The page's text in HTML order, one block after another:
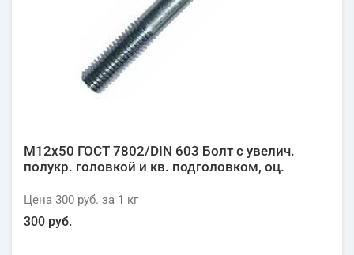
М12х50 ГОСТ 7802/DIN 603 Болт с увелич.
полукр. головкой и кв. подголовком, оц.
Цена 300 руб. за 1 кг
300 руб.